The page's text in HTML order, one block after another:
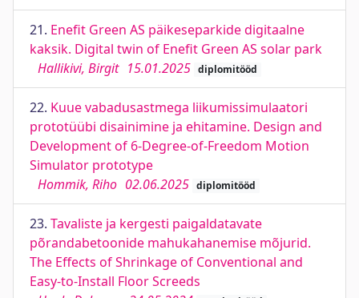
21. Enefit Green AS päikeseparkide digitaalne
kaksik. Digital twin of Enefit Green AS solar park
Hallikivi, Birgit 15.01.2025 diplomitööd
22. Kuue vabadusastmega liikumissimulaatori
prototüübi disainimine ja ehitamine. Design and
Development of 6-Degree-of-Freedom Motion
Simulator prototype
Hommik, Riho 02.06.2025 diplomitööd
23. Tavaliste ja kergesti paigaldatavate
põrandabetoonide mahukahanemise mõjurid.
The Effects of Shrinkage of Conventional and
Easy-to-Install Floor Screeds